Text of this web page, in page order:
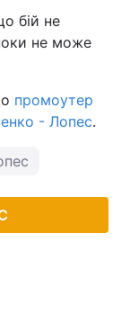
бій не
не може
промоутер
- Лопес.